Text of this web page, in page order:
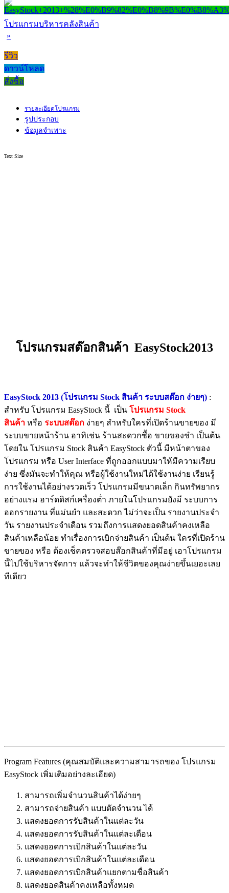
โปรแกรมบริหารคลังสินค้า
»
รีวิว
ดาวน์โหลด
สั่งซื้อ
รายละเอียดโปรแกรม
รูปประกอบ
ข้อมูลจำเพาะ
Text Size
โปรแกรมสต๊อกสินค้า EasyStock2013
EasyStock 2013 (โปรแกรม Stock สินค้า ระบบสต๊อก ง่ายๆ) :
สำหรับ โปรแกรม EasyStock นี้ เป็น โปรแกรม Stock
สินค้า หรือ ระบบสต๊อก ง่ายๆ สำหรับใครที่เปิดร้านขายของ มี
ระบบขายหน้าร้าน อาทิเช่น ร้านสะดวกซื้อ ขายของชำ เป็นต้น
โดยใน โปรแกรม Stock สินค้า EasyStock ตัวนี้ มีหน้าตาของ
โปรแกรม หรือ User Interface ที่ถูกออกแบบมาให้มีความเรียบ
ง่าย ซึ่งมันจะทำให้คุณ หรือผู้ใช้งานใหม่ได้ใช้งานง่าย เรียนรู้
การใช้งานได้อย่างรวดเร็ว โปรแกรมมีขนาดเล็ก กินทรัพยากร
อย่างแรม ฮาร์ดดิสก์เครื่องต่ำ ภายในโปรแกรมยังมี ระบบการ
ออกรายงาน ที่แม่นยำ และสะดวก ไม่ว่าจะเป็น รายงานประจำ
วัน รายงานประจำเดือน รวมถึงการแสดงยอดสินค้าคงเหลือ
สินค้าเหลือน้อย ทำเรื่องการเบิกจ่ายสินค้า เป็นต้น ใครที่เปิดร้าน
ขายของ หรือ ต้องเช็คตรวจสอบส๊อกสินค้าที่มีอยู่ เอาโปรแกรม
นี้ไปใช้บริหารจัดการ แล้วจะทำให้ชีวิตของคุณง่ายขึ้นเยอะเลย
ทีเดียว
Program Features (คุณสมบัติและความสามารถของ โปรแกรม
EasyStock เพิ่มเติมอย่างละเอียด)
สามารถเพิ่มจำนวนสินค้าได้ง่ายๆ
สามารถจ่ายสินค้า แบบตัดจำนวน ได้
แสดงยอดการรับสินค้าในแต่ละวัน
แสดงยอดการรับสินค้าในแต่ละเดือน
แสดงยอดการเบิกสินค้าในแต่ละวัน
แสดงยอดการเบิกสินค้าในแต่ละเดือน
แสดงยอดการเบิกสินค้าแยกตามชื่อสินค้า
แสดงยอดสินค้าคงเหลือทั้งหมด